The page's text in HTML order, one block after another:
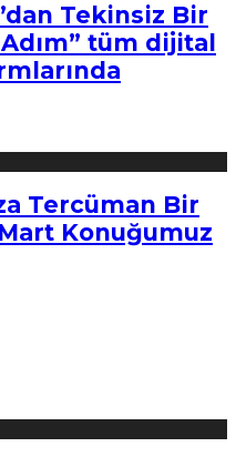
Tekinsiz Bir
tüm dijital
Tercüman Bir
Konuğumuz